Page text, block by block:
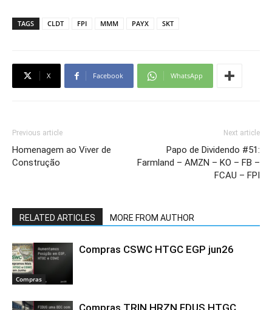
TAGS CLDT FPI MMM PAYX SKT
X Facebook WhatsApp
Previous article
Homenagem ao Viver de
Construção
Next article
Papo de Dividendo #51:
Farmland – AMZN – KO – FB –
FCAU – FPI
RELATED ARTICLES MORE FROM AUTHOR
Compras
Compras CSWC HTGC EGP jun26
Compras TRIN HRZN FDUS HTGC